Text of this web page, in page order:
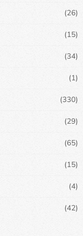
(26)
(15)
(34)
(1)
(330)
(29)
(65)
(15)
(4)
(42)